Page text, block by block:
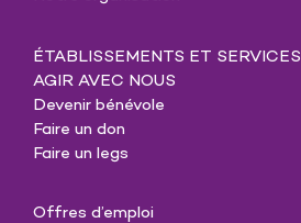
ÉTABLISSEMENTS ET SERVICES
AGIR AVEC NOUS
Devenir bénévole
Faire un don
Faire un legs
Offres d’emploi